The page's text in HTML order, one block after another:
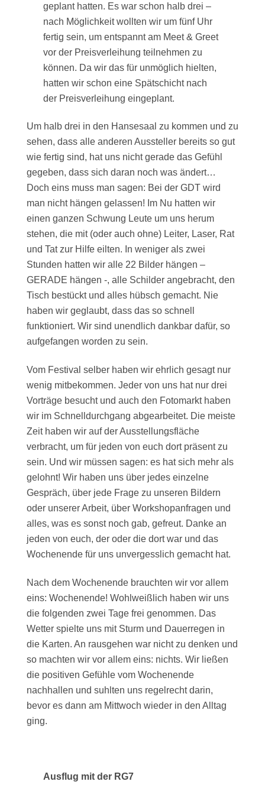
geplant hatten. Es war schon halb drei –
nach Möglichkeit wollten wir um fünf Uhr
fertig sein, um entspannt am Meet & Greet
vor der Preisverleihung teilnehmen zu
können. Da wir das für unmöglich hielten,
hatten wir schon eine Spätschicht nach
der Preisverleihung eingeplant.
Um halb drei in den Hansesaal zu kommen und zu
sehen, dass alle anderen Aussteller bereits so gut
wie fertig sind, hat uns nicht gerade das Gefühl
gegeben, dass sich daran noch was ändert…
Doch eins muss man sagen: Bei der GDT wird
man nicht hängen gelassen! Im Nu hatten wir
einen ganzen Schwung Leute um uns herum
stehen, die mit (oder auch ohne) Leiter, Laser, Rat
und Tat zur Hilfe eilten. In weniger als zwei
Stunden hatten wir alle 22 Bilder hängen –
GERADE hängen -, alle Schilder angebracht, den
Tisch bestückt und alles hübsch gemacht. Nie
haben wir geglaubt, dass das so schnell
funktioniert. Wir sind unendlich dankbar dafür, so
aufgefangen worden zu sein.
Vom Festival selber haben wir ehrlich gesagt nur
wenig mitbekommen. Jeder von uns hat nur drei
Vorträge besucht und auch den Fotomarkt haben
wir im Schnelldurchgang abgearbeitet. Die meiste
Zeit haben wir auf der Ausstellungsfläche
verbracht, um für jeden von euch dort präsent zu
sein. Und wir müssen sagen: es hat sich mehr als
gelohnt! Wir haben uns über jedes einzelne
Gespräch, über jede Frage zu unseren Bildern
oder unserer Arbeit, über Workshopanfragen und
alles, was es sonst noch gab, gefreut. Danke an
jeden von euch, der oder die dort war und das
Wochenende für uns unvergesslich gemacht hat.
Nach dem Wochenende brauchten wir vor allem
eins: Wochenende! Wohlweißlich haben wir uns
die folgenden zwei Tage frei genommen. Das
Wetter spielte uns mit Sturm und Dauerregen in
die Karten. An rausgehen war nicht zu denken und
so machten wir vor allem eins: nichts. Wir ließen
die positiven Gefühle vom Wochenende
nachhallen und suhlten uns regelrecht darin,
bevor es dann am Mittwoch wieder in den Alltag
ging.
Ausflug mit der RG7